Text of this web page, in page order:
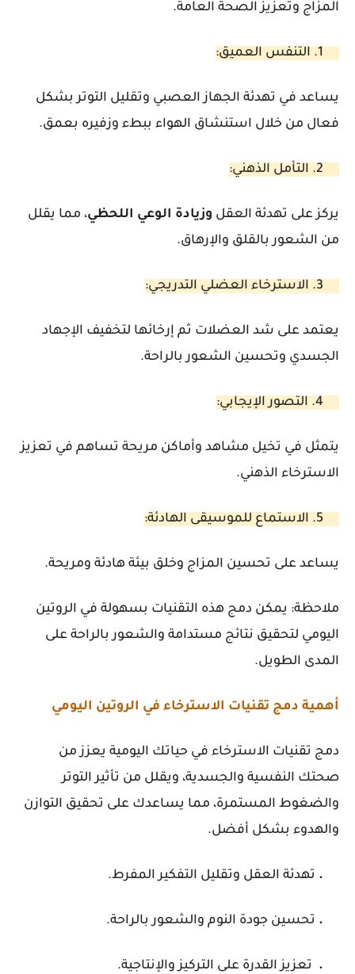
المزاج وتعزيز الصحة العامة.
يساعد في تهدئة الجهاز العصبي وتقليل التوتر بشكل
فعال من خلال استنشاق الهواء ببطء وزفيره بعمق.
يركز على تهدئة العقل وزيادة الوعي اللحظي، مما يقلل
من الشعور بالقلق والإرهاق.
يعتمد على شد العضلات ثم إرخائها لتخفيف الإجهاد
الجسدي وتحسين الشعور بالراحة.
يتمثل في تخيل مشاهد وأماكن مريحة تساهم في تعزيز
الاسترخاء الذهني.
يساعد على تحسين المزاج وخلق بيئة هادئة ومريحة.
ملاحظة: يمكن دمج هذه التقنيات بسهولة في الروتين
اليومي لتحقيق نتائج مستدامة والشعور بالراحة على
المدى الطويل.
أهمية دمج تقنيات الاسترخاء في الروتين اليومي
دمج تقنيات الاسترخاء في حياتك اليومية يعزز من
صحتك النفسية والجسدية، ويقلل من تأثير التوتر
والضغوط المستمرة، مما يساعدك على تحقيق التوازن
والهدوء بشكل أفضل.
. تهدئة العقل وتقليل التفكير المفرط.
. تحسين جودة النوم والشعور بالراحة.
. تعزيز القدرة على التركيز والإنتاجية.